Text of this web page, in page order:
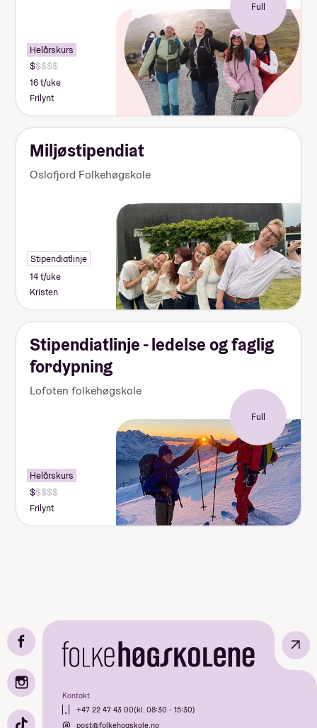
Full
Helårskurs
16 t/uke
Frilynt
Miljøstipendiat
Oslofjord Folkehøgskole
Stipendiatlinje
14 t/uke
Kristen
Stipendiatlinje - ledelse og faglig
fordypning
Lofoten folkehøgskole
Full
Helårskurs
Frilynt
Kontakt
+47 22 47 43 00(kl. 08:30 - 15:30)
post@folkehogskole.no
↗